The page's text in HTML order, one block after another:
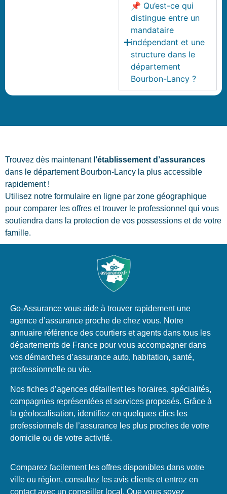
📌 Qu’est-ce qui
distingue entre un
mandataire
indépendant et une
structure dans le
département
Bourbon-Lancy ?
Trouvez dès maintenant l’établissement d’assurances
dans le département Bourbon-Lancy la plus accessible
rapidement !
Utilisez notre formulaire en ligne par zone géographique
pour comparer les offres et trouver le professionnel qui vous
soutiendra dans la protection de vos possessions et de votre
famille.
Go-Assurance vous aide à trouver rapidement une
agence d’assurance proche de chez vous. Notre
annuaire référence des courtiers et agents dans tous les
départements de France pour vous accompagner dans
vos démarches d’assurance auto, habitation, santé,
professionnelle ou vie.
Nos fiches d’agences détaillent les horaires, spécialités,
compagnies représentées et services proposés. Grâce à
la géolocalisation, identifiez en quelques clics les
professionnels de l’assurance les plus proches de votre
domicile ou de votre activité.
Comparez facilement les offres disponibles dans votre
ville ou région, consultez les avis clients et entrez en
contact avec un conseiller local. Que vous soyez